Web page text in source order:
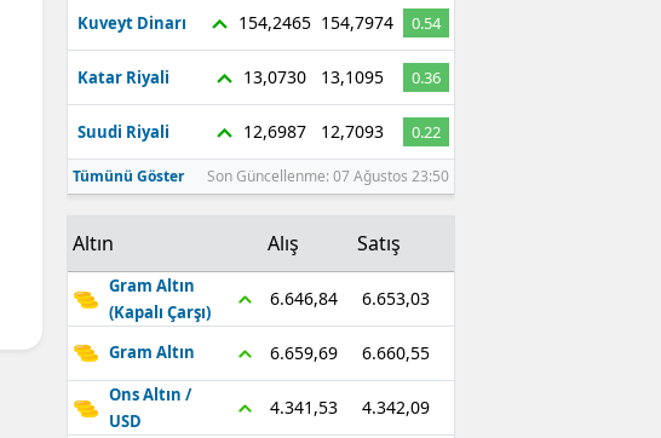
Kuveyt Dinarı 154,2465 154,7974 0.54
Katar Riyali 13,0730 13,1095 0.36
Suudi Riyali 12,6987 12,7093 0.22
Tümünü Göster Son Güncellenme: 07 Ağustos 23:50
Altın Alış Satış
Gram Altın
(Kapalı Çarşı)
6.646,84 6.653,03
Gram Altın 6.659,69 6.660,55
Ons Altın /
USD
4.341,53 4.342,09